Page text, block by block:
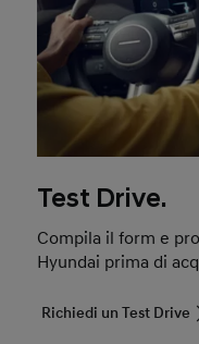
Test Drive.
Compila il form e
Hyundai prima di
Richiedi un Test Drive